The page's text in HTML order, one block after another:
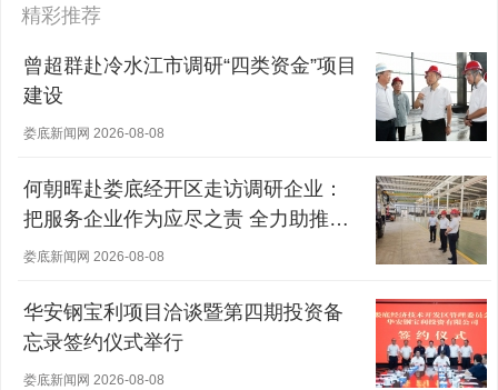
精彩推荐
曾超群赴冷水江市调研“四类资金”项目
建设
娄底新闻网 2026-08-08
何朝晖赴娄底经开区走访调研企业：
把服务企业作为应尽之责 全力助推经
营主体稳健发展
娄底新闻网 2026-08-08
华安钢宝利项目洽谈暨第四期投资备
忘录签约仪式举行
娄底新闻网 2026-08-08